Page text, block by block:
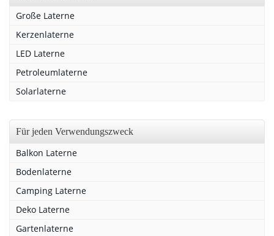
Große Laterne
Kerzenlaterne
LED Laterne
Petroleumlaterne
Solarlaterne
Für jeden Verwendungszweck
Balkon Laterne
Bodenlaterne
Camping Laterne
Deko Laterne
Gartenlaterne